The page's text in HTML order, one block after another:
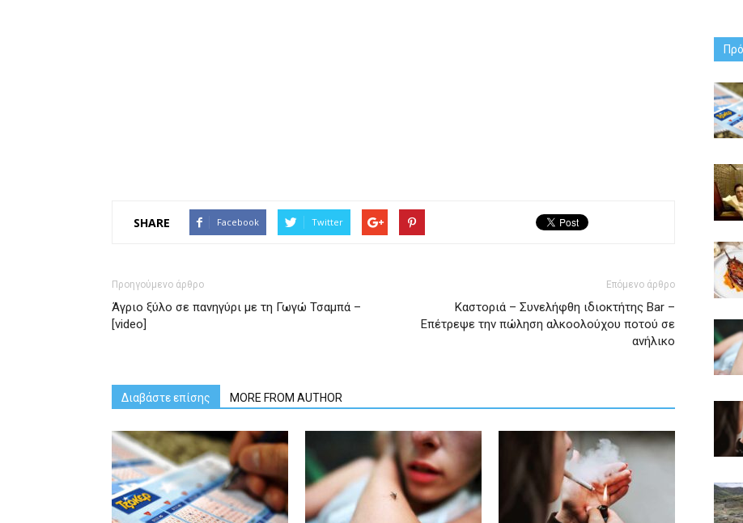
SHARE Facebook Twitter
Προηγούμενο άρθρο
Άγριο ξύλο σε πανηγύρι με τη Γωγώ Τσαμπά –
[video]
Επόμενο άρθρο
Καστοριά – Συνελήφθη ιδιοκτήτης Βar –
Επέτρεψε την πώληση αλκοολούχου ποτού σε
ανήλικο
Διαβάστε επίσης MORE FROM AUTHOR